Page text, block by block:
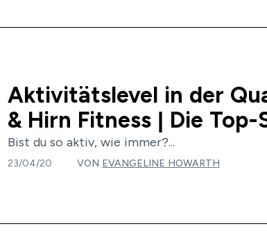
Aktivitätslevel in der
& Hirn Fitness | Die
Bist du so aktiv, wie immer?...
23/04/20 VON EVANGELINE HOWARTH